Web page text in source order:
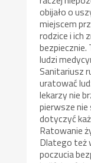
obijało o
miejscem
rodzice i ich
bezpiecznie.
ludzi
Sanitariusz
uratować
lekarzy nie
pierwsze nie
dotyczyć
Ratowanie
Dlatego też
poczucia